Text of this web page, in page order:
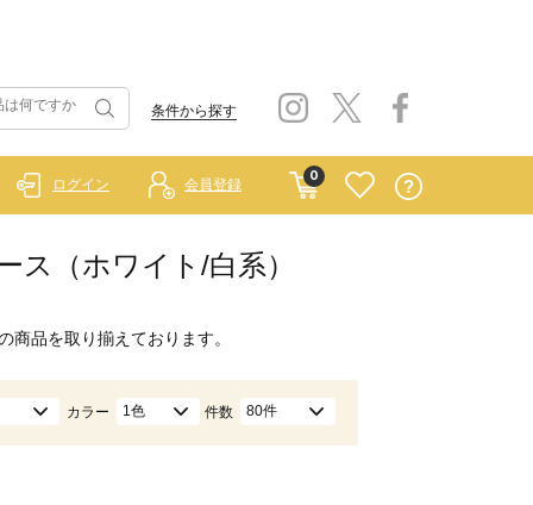
条件から探す
0
ログイン 会員登録
ス（ホワイト/白系）
商品を取り揃えております。
カラー 1色 件数 80件